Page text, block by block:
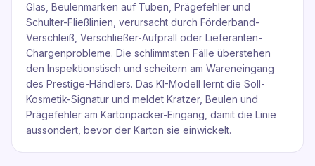
Glas, Beulenmarken auf Tuben, Prägefehler und
Schulter-Fließlinien, verursacht durch Förderband-
Verschleiß, Verschließer-Aufprall oder Lieferanten-
Chargenprobleme. Die schlimmsten Fälle überstehen
den Inspektionstisch und scheitern am Wareneingang
des Prestige-Händlers. Das KI-Modell lernt die Soll-
Kosmetik-Signatur und meldet Kratzer, Beulen und
Prägefehler am Kartonpacker-Eingang, damit die Linie
aussondert, bevor der Karton sie einwickelt.